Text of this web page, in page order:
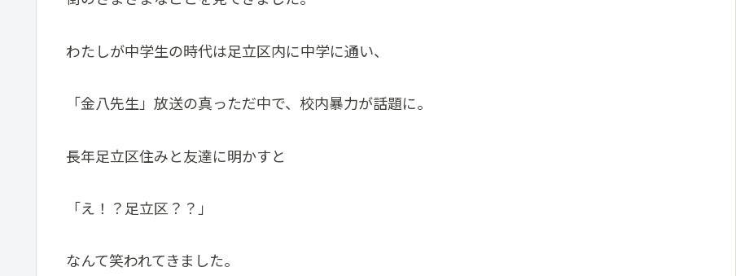
わたしが中学生の時代は足立区内に中学に通い、
「金八先生」放送の真っただ中で、校内暴力が話題に。
長年足立区住みと友達に明かすと
「え！？足立区？？」
なんて笑われてきました。